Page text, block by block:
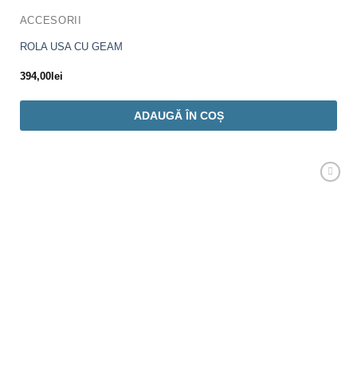
ACCESORII
ROLA USA CU GEAM
394,00lei
ADAUGĂ ÎN COȘ